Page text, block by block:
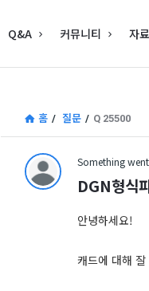
캐
드
(CAD)
Q&A 커뮤니티 자
홈 / 질문 / Q 25500
Something
DGN형식
안녕하세요!
캐드에 대해